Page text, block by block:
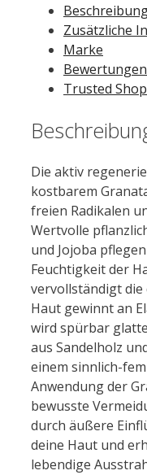
Zusätzliche
Marke
Trusted
Die aktiv
kostbarem
freien Radikalen
Wertvolle
und Jojoba
Feuchtigkeit der
vervollständigt
Haut gewinnt an
wird spürbar
aus Sandelholz
einem sinnlich-
Anwendung der
bewusste
durch äußere
deine Haut und
lebendige